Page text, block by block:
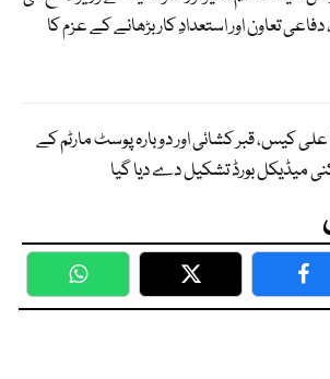
تعاون اور استعدادِ کار بڑھانے کے عزم کا
کیس، قبر کشائی اور دوبارہ پوسٹ مارٹم کے
WhatsApp Twitter